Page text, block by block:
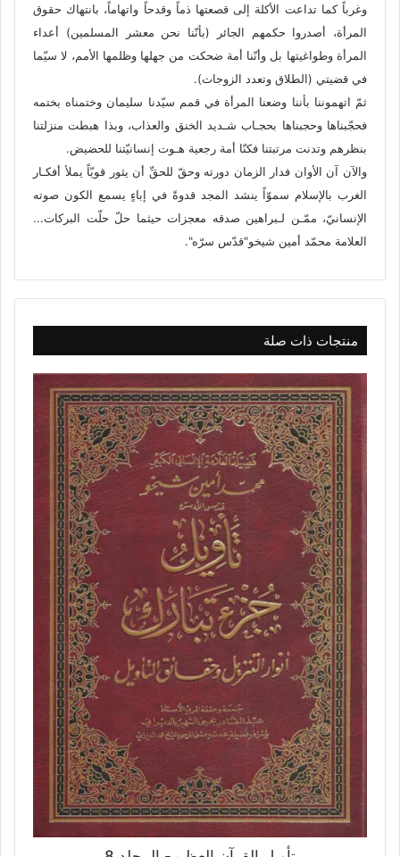
وغرباً كما تداعت الأكلة إلى قصعتها ذماً وقدحاً واتهاماً، بانتهاك حقوق
المرأة، أصدروا حكمهم الجائر (بأنّنا نحن معشر المسلمين) أعداء
المرأة وطواغيتها بل وأنّنا أمة ضحكت من جهلها وظلمها الأمم، لا سيّما
في قضيتي (الطلاق وتعدد الزوجات).
ثمّ اتهموننا بأننا وضعنا المرأة في قمم سيّدنا سليمان وختمناه بختمه
فحجّبناها وحجبناها بحجـاب شـديد الخنق والعذاب، وبذا هبطت منزلتنا
بنظرهم وتدنت مرتبتنا فكنّا أمة رجعية هـوت إنسانيّتنا للحضيض.
والآن آن الأوان فدار الزمان دورته وحقّ للحقِّ أن يثور قويّاً يملأ أفكـار
الغرب بالإسلام سموّاً ينشد المجد قدوةً في إباءٍ يسمع الكون صوته
الإنسانيّ، ممّـن لـبراهين صدقه معجزات حيثما حلّ حلّت البركات...
العلامة محمّد أمين شيخو"قدّس سرّه".
منتجات ذات صلة